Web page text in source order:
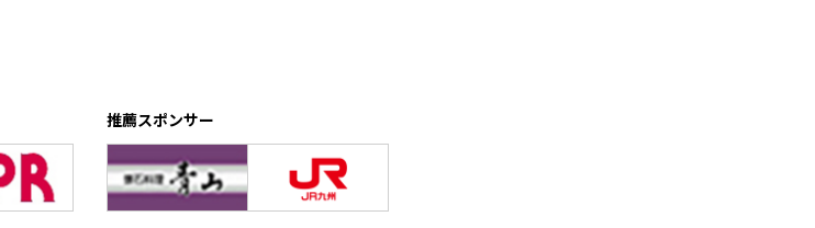
推薦スポンサー